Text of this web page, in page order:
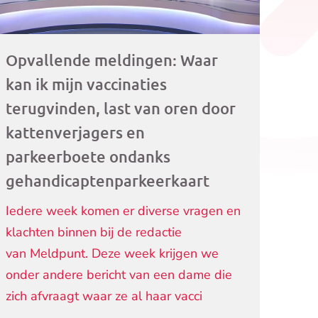
Opvallende meldingen: Waar
kan ik mijn vaccinaties
terugvinden, last van oren door
kattenverjagers en
parkeerboete ondanks
gehandicaptenparkeerkaart
Iedere week komen er diverse vragen en
klachten binnen bij de redactie
van Meldpunt. Deze week krijgen we
onder andere bericht van een dame die
zich afvraagt waar ze al haar vacci